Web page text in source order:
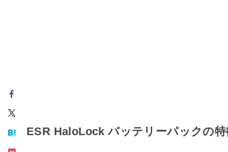
ESR HaloLock バッテリーパックの特